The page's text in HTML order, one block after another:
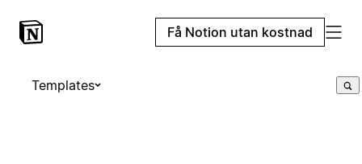
Få Notion utan kostnad
Templates